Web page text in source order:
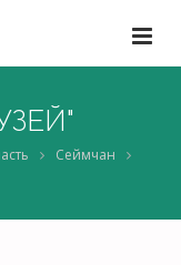
Сеймчан